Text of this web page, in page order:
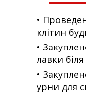
•
лавки
•
клітин
•
урни для